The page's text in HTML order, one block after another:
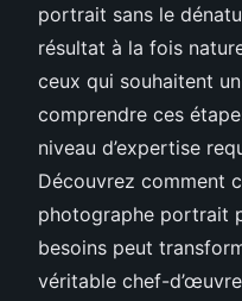
portrait sans le
résultat à la fois
ceux qui souhaitent
comprendre ces
niveau d’expertise
Découvrez comment
photographe portrait
besoins peut
véritable chef-